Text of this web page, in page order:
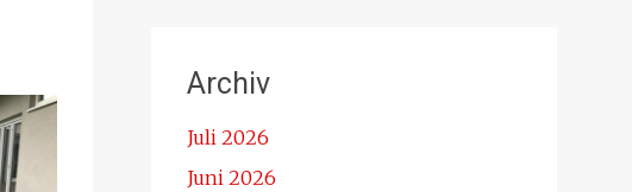
Archiv
Juli 2026
Juni 2026